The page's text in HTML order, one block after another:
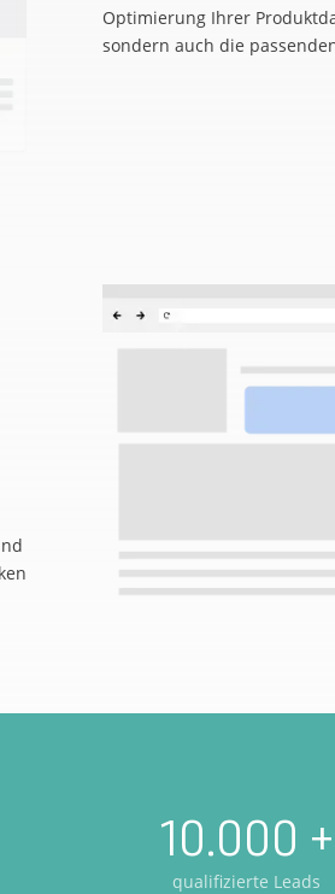
Optimierung Ihrer
sondern auch die
10.000 +
qualifizierte Leads